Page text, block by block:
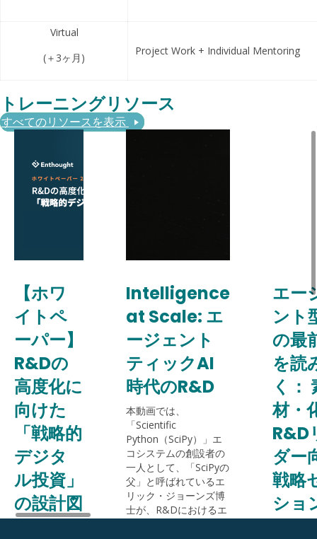
Virtual
(＋3ヶ月)
Project Work + Individual Mentoring
トレーニングリソース
すべてのリソースを表示
【ホワ
イトペ
ーパー】
R&Dの
高度化に
向けた
「戦略的
デジタ
ル投資」
の設計図
2026
Intelligence
at Scale: エ
ージェント
ティックAI
時代のR&D
本動画では、
「Scientific
Python（SciPy）」エ
コシステムの創設者の
一人として、「SciPyの
父」と呼ばれているエ
リック・ジョーンズ博
士が、R&Dにおけるエ
エー
ント
の最
を読
く：
材・
R&D
ダー
戦略
ショ